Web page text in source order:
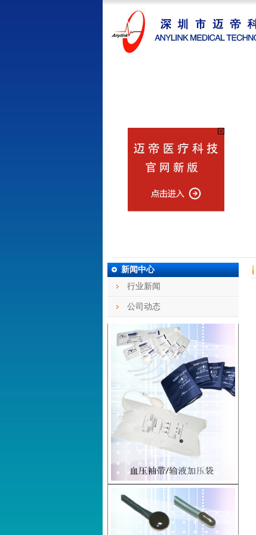
新闻中心
行业新闻
公司动态